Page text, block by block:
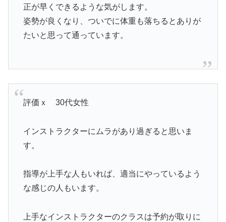
正が早くできるような気がします。
姿勢が良くなり、ついでに体重も落ちるとありが
たいと思って通っています。
評価ｘ 30代女性
インストラクターにムラがあり過ぎると思いま
す。
指導が上手な人もいれば、適当にやっているよう
な感じの人もいます。
上手なインストラクターのクラスは予約が取りに